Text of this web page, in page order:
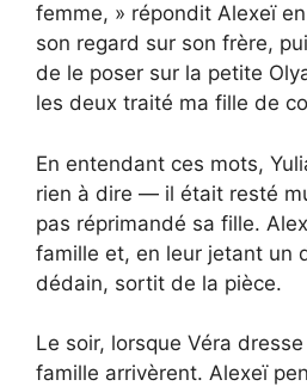
femme, » répondit Alexeï
son regard sur son frère,
de le poser sur la petite
les deux traité ma fille de
En entendant ces mots,
rien à dire — il était resté
pas réprimandé sa fille.
famille et, en leur jetant un
dédain, sortit de la pièce.
Le soir, lorsque Véra
famille arrivèrent. Alexeï